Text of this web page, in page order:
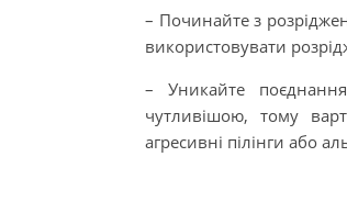
– Починайте з
використовувати
– Уникайте
чутливішою, тому
агресивні пілінги або